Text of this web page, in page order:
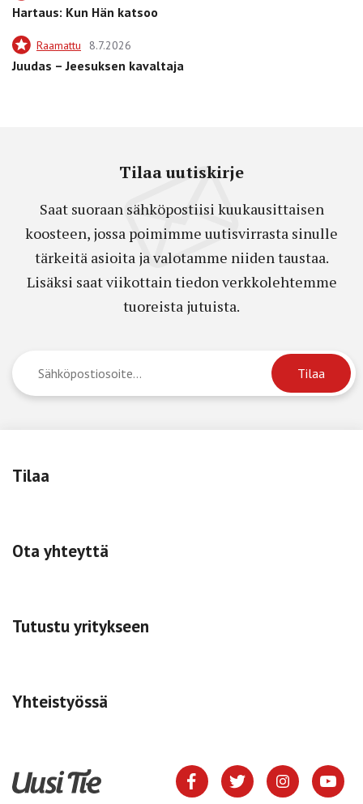
Hartaus: Kun Hän katsoo
Raamattu 8.7.2026
Juudas – Jeesuksen kavaltaja
Tilaa uutiskirje
Saat suoraan sähköpostiisi kuukausittaisen
koosteen, jossa poimimme uutisvirrasta sinulle
tärkeitä asioita ja valotamme niiden taustaa.
Lisäksi saat viikottain tiedon verkkolehtemme
tuoreista jutuista.
Tilaa
Ota yhteyttä
Tutustu yritykseen
Yhteistyössä